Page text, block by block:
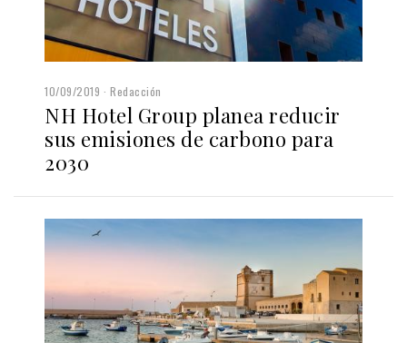
10/09/2019 Redacción
NH Hotel Group planea reducir
sus emisiones de carbono para
2030